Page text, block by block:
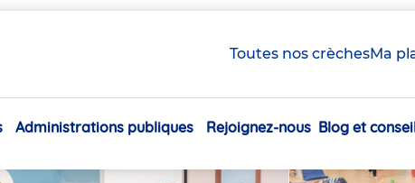
Toutes nos crèchesMa
Navigation
Administrations publiques Rejoignez-nous Blog et